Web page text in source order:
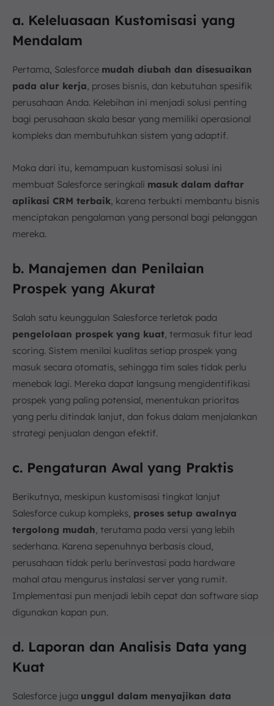
a. Keleluasaan Kustomisasi yang
Mendalam
Pertama, Salesforce mudah diubah dan disesuaikan
pada alur kerja , proses bisnis, dan kebutuhan spesifik
perusahaan Anda. Kelebihan ini menjadi solusi penting
bagi perusahaan skala besar yang memiliki operasional
kompleks dan membutuhkan sistem yang adaptif.
Maka dari itu, kemampuan kustomisasi solusi ini
membuat Salesforce seringkali masuk dalam daftar
aplikasi CRM terbaik , karena terbukti membantu bisnis
menciptakan pengalaman yang personal bagi pelanggan
mereka.
b. Manajemen dan Penilaian
Prospek yang Akurat
Salah satu keunggulan Salesforce terletak pada
pengelolaan prospek yang kuat , termasuk fitur lead
scoring. Sistem menilai kualitas setiap prospek yang
masuk secara otomatis, sehingga tim sales tidak perlu
menebak lagi. Mereka dapat langsung mengidentifikasi
prospek yang paling potensial, menentukan prioritas
yang perlu ditindak lanjut, dan fokus dalam menjalankan
strategi penjualan dengan efektif.
c. Pengaturan Awal yang Praktis
Berikutnya, meskipun kustomisasi tingkat lanjut
Salesforce cukup kompleks, proses setup awalnya
tergolong mudah , terutama pada versi yang lebih
sederhana. Karena sepenuhnya berbasis cloud,
perusahaan tidak perlu berinvestasi pada hardware
mahal atau mengurus instalasi server yang rumit.
Implementasi pun menjadi lebih cepat dan software siap
digunakan kapan pun.
d. Laporan dan Analisis Data yang
Kuat
Salesforce juga unggul dalam menyajikan data